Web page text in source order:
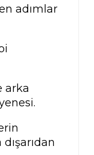
adımlar
arka